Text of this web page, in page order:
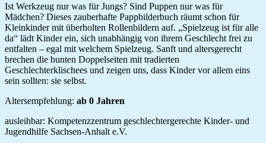
Ist Werkzeug nur was für Jungs? Sind Puppen nur was für
Mädchen? Dieses zauberhafte Pappbilderbuch räumt schon für
Kleinkinder mit überholten Rollenbildern auf. „Spielzeug ist für alle
da“ lädt Kinder ein, sich unabhängig von ihrem Geschlecht frei zu
entfalten – egal mit welchem Spielzeug. Sanft und altersgerecht
brechen die bunten Doppelseiten mit tradierten
Geschlechterklischees und zeigen uns, dass Kinder vor allem eins
sein sollten: sie selbst.
Altersempfehlung: ab 0 Jahren
ausleihbar: Kompetenzzentrum geschlechtergerechte Kinder- und
Jugendhilfe Sachsen-Anhalt e.V.